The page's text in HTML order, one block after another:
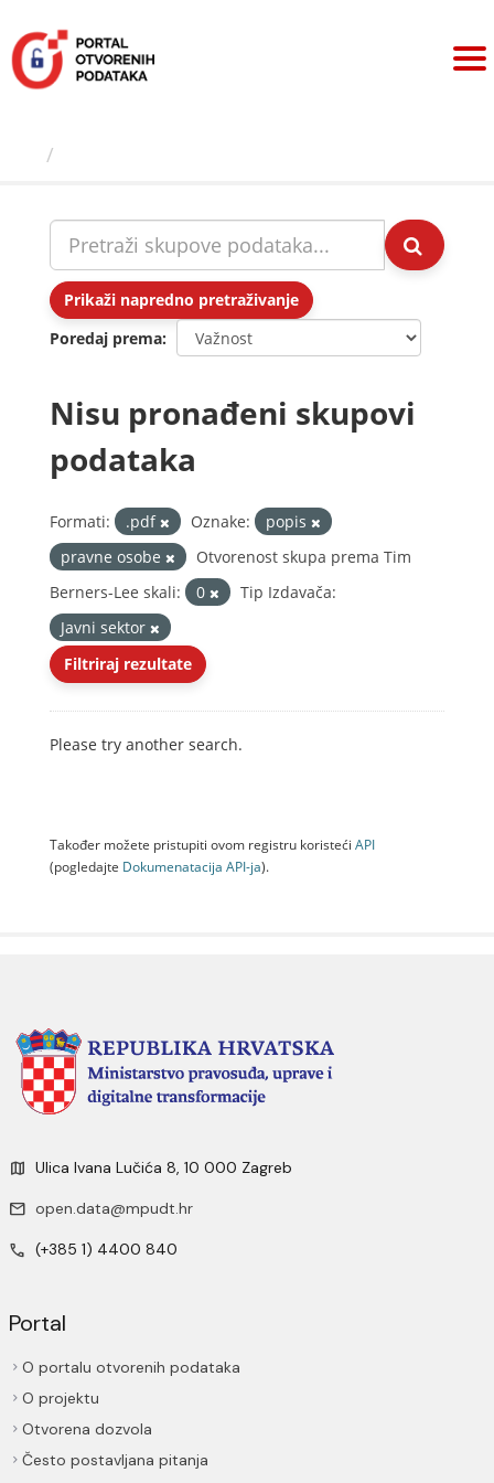
sadržaj
Prikaži napredno pretraživanje
Poredaj prema
Nisu pronađeni skupovi
podataka
Formati: .pdf Oznake:
popis
pravne osobe
Otvorenost skupa prema Tim
Berners-Lee skali:
0
Tip Izdavača:
Javni sektor
Filtriraj rezultate
Please try another search.
Također možete pristupiti ovom registru koristeći API
(pogledajte Dokumenаtаcijа API-jа).